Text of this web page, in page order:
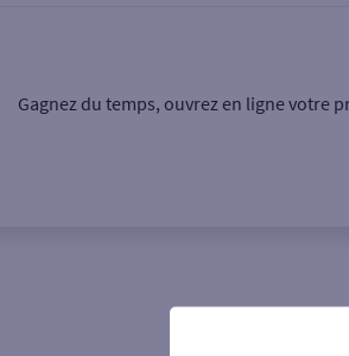
Gagnez du temps, ouvrez en ligne votre